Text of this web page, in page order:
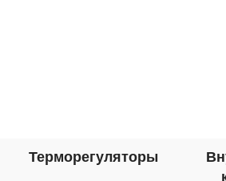
Терморегуляторы